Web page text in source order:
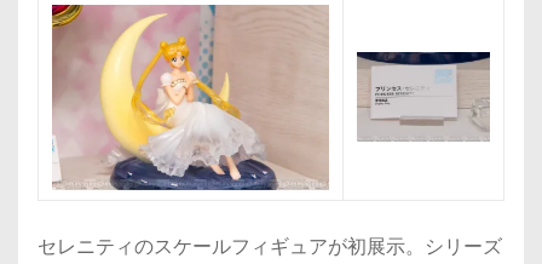
セレニティのスケールフィギュアが初展示。シリーズ